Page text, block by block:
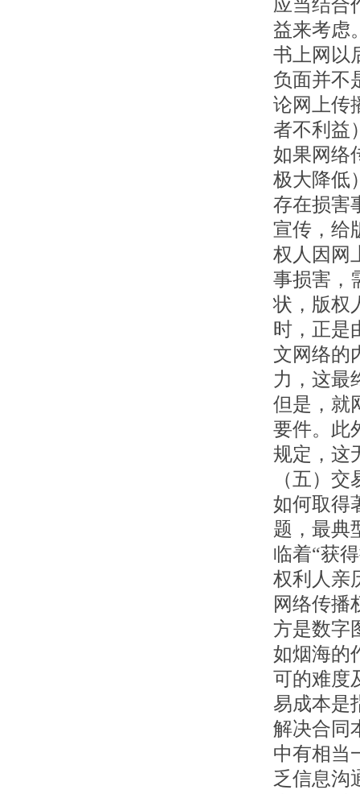
应当结合
益来考虑
书上网以
负面并不
论网上传
者不利益
如果网络
极大降低
存在损害
宣传，给
权人因网
事损害，
状，版权
时，正是
文网络的
力，这最
但是，就
要件。此
规定，这
（五）
如何取得
题，最典
临着“获
权利人亲
网络传播
方是数字
如烟海的
可的难度
易成本是
解决合同
中有相当
乏信息沟